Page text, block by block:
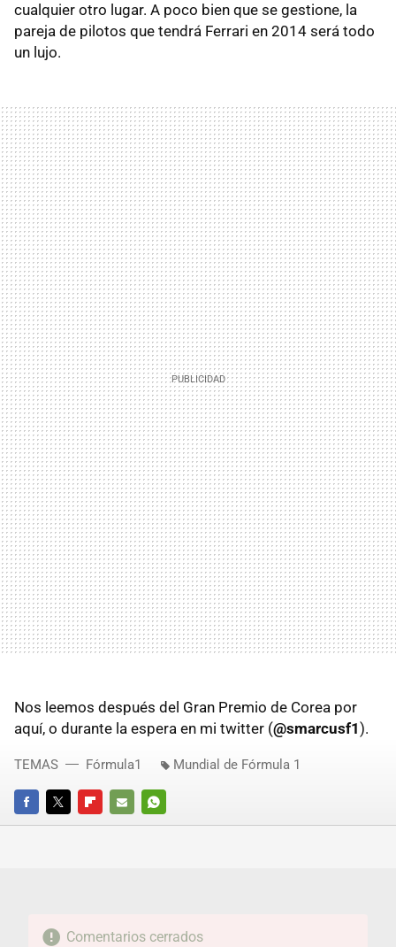
cualquier otro lugar. A poco bien que se gestione, la
pareja de pilotos que tendrá Ferrari en 2014 será todo
un lujo.
Nos leemos después del Gran Premio de Corea por
aquí, o durante la espera en mi twitter (@smarcusf1).
FACEBOOKTWITTERFLIPBOARD
E-
WHATSAPP
TEMAS Fórmula1 Mundial de Fórmula 1
Comentarios cerrados